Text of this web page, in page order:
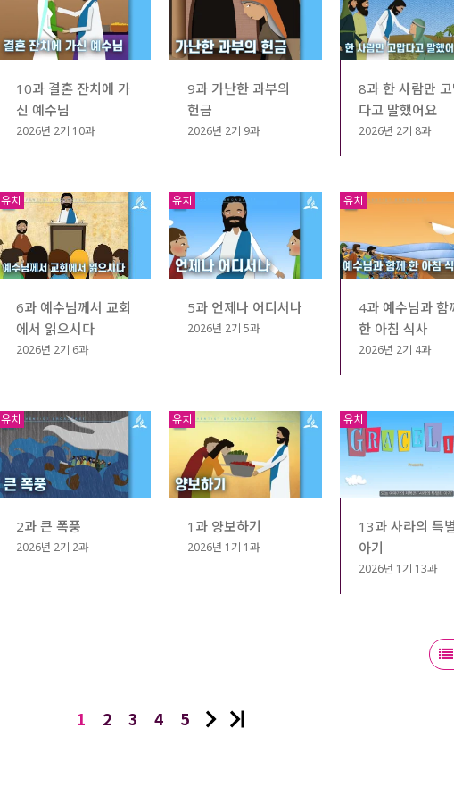
10과 결혼 잔치에 가
신 예수님
2026년 2기 10과
9과 가난한 과부의
헌금
2026년 2기 9과
8과 한 사람만
다고 말했어요
2026년 2기 8과
유치
6과 예수님께서 교회
에서 읽으시다
2026년 2기 6과
유치
5과 언제나 어디서나
2026년 2기 5과
유치
4과 예수님과 함
한 아침 식사
2026년 2기 4과
유치
2과 큰 폭풍
2026년 2기 2과
유치
1과 양보하기
2026년 1기 1과
유치
13과 사라의 특
아기
2026년 1기 13과
1 2 3 4 5